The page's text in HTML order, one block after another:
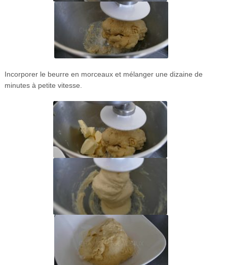
Incorporer le beurre en morceaux et mélanger une dizaine de
minutes à petite vitesse.